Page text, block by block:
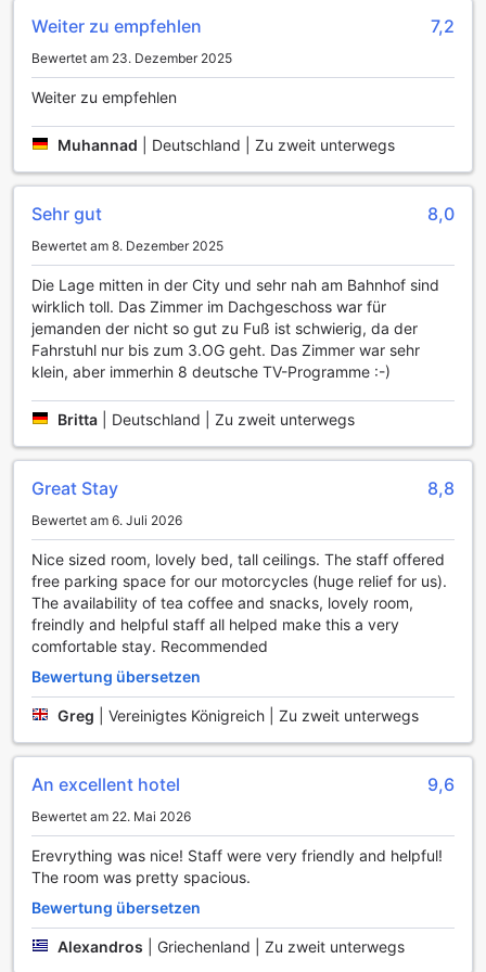
Ihre Taschen sicher verstauen können, während Sie die
Mini 11 wird Ihr Aufenthalt durch diese durchdachten
Annehmlichkeiten zu einem unvergesslichen Erlebnis.
Transportmöglichkeiten im Milling Hotel Mini 11
Das Milling Hotel Mini 11 in Odense, Dänemark, bietet
wichtigsten Verkehrsmittel der Stadt. Nur wenige Schritte
vom Hotel entfernt befindet sich die Haltestelle für
öffentliche Verkehrsmittel, die es Ihnen ermöglicht, die
Umgebung bequem zu erkunden. Die gut ausgebauten
Bus- und Straßenbahnlinien bringen Sie schnell zu den
bedeutendsten Sehenswürdigkeiten und Attraktionen,
darunter das Hans Christian Andersen Museum und der
malerische Stadtpark.
Hotel Mini 11 Parkmöglichkeiten zur Verfügung. Dies
die Freiheit, auch abgelegenere Ziele in Dänemark zu
besuchen. Darüber hinaus ist das Hotel strategisch günstig
gelegen, sodass Sie auch die Autobahn leicht erreichen
können, um Ihre Reise in andere Städte zu planen. Egal, ob
Sie die Stadt Odense oder die umliegenden Landschaften
entdecken möchten, die Transportmöglichkeiten des Milling
Hotel Mini 11 machen Ihre Reise zu einem unvergesslichen
Erlebnis.
Zimmerausstattung im Milling Hotel Mini 11
Im Milling Hotel Mini 11 erwartet Sie eine komfortable und
ansprechende Zimmerausstattung, die Ihren Aufenthalt in
Odense zu einem unvergesslichen Erlebnis macht. Jedes
Zimmer ist mit einem modernen Fernseher ausgestattet, der
Ihnen Zugang zu einer Vielzahl von Satelliten- und
erlebnisreichen Tag in der Stadt entspannen und Ihre
Lieblingssendungen oder Filme genießen. Darüber hinaus
stehen Ihnen im Hotel auch Inhouse-Filme zur Verfügung,
die für zusätzliche Unterhaltung sorgen.
Für Ihr persönliches Wohlbefinden sorgt ein Haartrockner,
der in jedem Zimmer bereitliegt. Nach einer erfrischenden
Dusche können Sie sich im Handumdrehen stylen und für
Weiter zu empfehlen 7,2
Bewertet am 23. Dezember 2025
Weiter zu empfehlen
Muhannad Deutschland | Zu zweit unterwegs
Sehr gut 8,0
Bewertet am 8. Dezember 2025
Die Lage mitten in der City und sehr nah am Bahnhof sind
wirklich toll. Das Zimmer im Dachgeschoss war für
jemanden der nicht so gut zu Fuß ist schwierig, da der
Fahrstuhl nur bis zum 3.OG geht. Das Zimmer war sehr
klein, aber immerhin 8 deutsche TV-Programme :-)
Britta Deutschland | Zu zweit unterwegs
Great Stay 8,8
Bewertet am 6. Juli 2026
Nice sized room, lovely bed, tall ceilings. The staff offered
free parking space for our motorcycles (huge relief for us).
The availability of tea coffee and snacks, lovely room,
freindly and helpful staff all helped make this a very
comfortable stay. Recommended
Bewertung übersetzen
Greg Vereinigtes Königreich | Zu zweit unterwegs
An excellent hotel 9,6
Bewertet am 22. Mai 2026
Erevrything was nice! Staff were very friendly and helpful!
The room was pretty spacious.
Bewertung übersetzen
Alexandros Griechenland | Zu zweit unterwegs